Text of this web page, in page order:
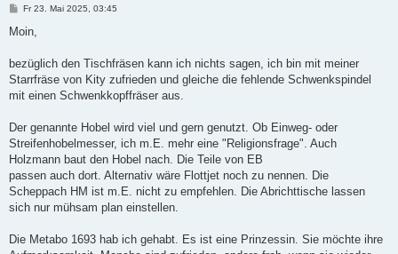
B
i
a
Fr 23. Mai 2025, 03:45
Moin,
bezüglich den Tischfräsen kann ich nichts sagen, ich bin mit meiner
Starrfräse von Kity zufrieden und gleiche die fehlende Schwenkspindel
mit einen Schwenkkopffräser aus.
Der genannte Hobel wird viel und gern genutzt. Ob Einweg- oder
Streifenhobelmesser, ich m.E. mehr eine "Religionsfrage". Auch
Holzmann baut den Hobel nach. Die Teile von EB
passen auch dort. Alternativ wäre Flottjet noch zu nennen. Die
Scheppach HM ist m.E. nicht zu empfehlen. Die Abrichttische lassen
sich nur mühsam plan einstellen.
Die Metabo 1693 hab ich gehabt. Es ist eine Prinzessin. Sie möchte ihre